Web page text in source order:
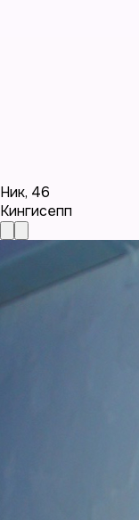
Ник, 46
Кингисепп